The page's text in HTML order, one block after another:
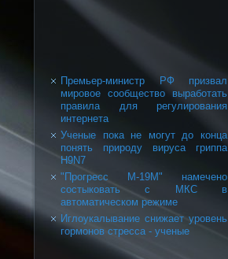
Премьер-министр РФ призвал
мировое сообщество выработать
правила для регулирования
интернета
Ученые пока не могут до конца
понять природу вируса гриппа
H9N7
"Прогресс М-19М" намечено
состыковать с МКС в
автоматическом режиме
Иглоукалывание снижает уровень
гормонов стресса - ученые